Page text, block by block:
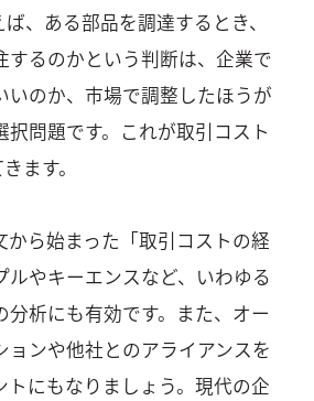
、ある部品を調達するとき、
するのかという判断は、企業で
いのか、市場で調整したほうが
択問題です。これが取引コスト
ます。
から始まった「取引コストの経
ルやキーエンスなど、いわゆる
分析にも有効です。また、オー
ョンや他社とのアライアンスを
トにもなりましょう。現代の企